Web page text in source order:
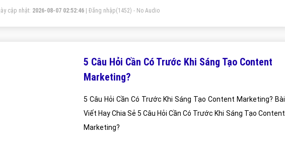
cập nhật: 2026-08-07 02:52:46 Đăng nhập(1452) - No Audio
5 Câu Hỏi Cần Có Trước Khi Sáng Tạo Content
Marketing?
5 Câu Hỏi Cần Có Trước Khi Sáng Tạo Content Marketing? Bài
Viết Hay Chia Sẻ 5 Câu Hỏi Cần Có Trước Khi Sáng Tạo Content
Marketing?